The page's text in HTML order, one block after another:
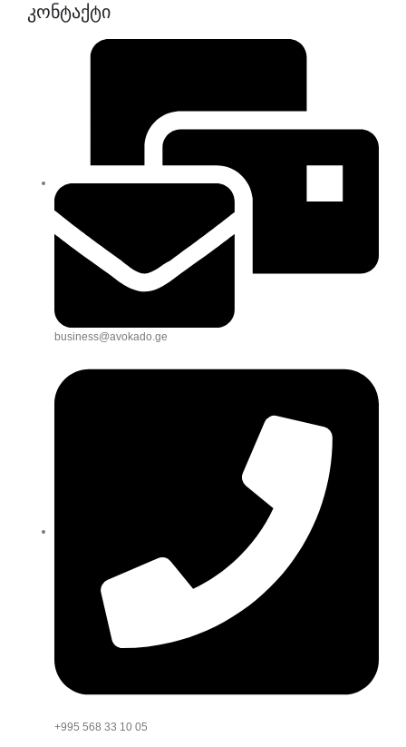
კონტაქტი
business@avokado.ge
+995 568 33 10 05